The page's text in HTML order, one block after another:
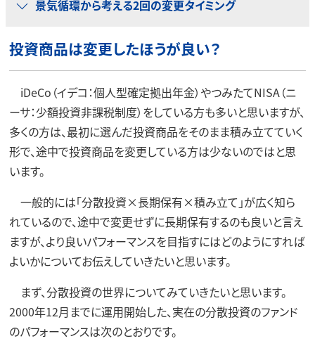
景気循環から考える2回の変更タイミング
投資商品は変更したほうが良い？
iDeCo（イデコ：個人型確定拠出年金）やつみたてNISA（ニ
ーサ：少額投資非課税制度）をしている方も多いと思いますが、
多くの方は、最初に選んだ投資商品をそのまま積み立てていく
形で、途中で投資商品を変更している方は少ないのではと思
います。
一般的には「分散投資×長期保有×積み立て」が広く知ら
れているので、途中で変更せずに長期保有するのも良いと言え
ますが、より良いパフォーマンスを目指すにはどのようにすれば
よいかについてお伝えしていきたいと思います。
まず、分散投資の世界についてみていきたいと思います。
2000年12月までに運用開始した、実在の分散投資のファンド
のパフォーマンスは次のとおりです。